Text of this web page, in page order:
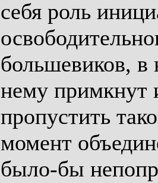
себя роль
большевиков, в
нему примкнут
пропустить
момент
было-бы